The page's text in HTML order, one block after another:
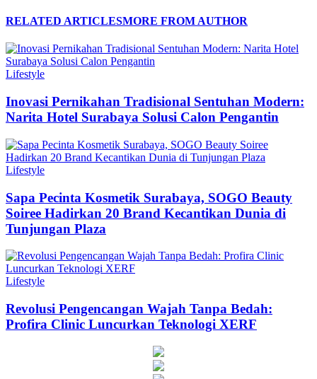
RELATED ARTICLESMORE FROM AUTHOR
Lifestyle
Inovasi Pernikahan Tradisional Sentuhan Modern:
Narita Hotel Surabaya Solusi Calon Pengantin
Lifestyle
Sapa Pecinta Kosmetik Surabaya, SOGO Beauty
Soiree Hadirkan 20 Brand Kecantikan Dunia di
Tunjungan Plaza
Lifestyle
Revolusi Pengencangan Wajah Tanpa Bedah:
Profira Clinic Luncurkan Teknologi XERF